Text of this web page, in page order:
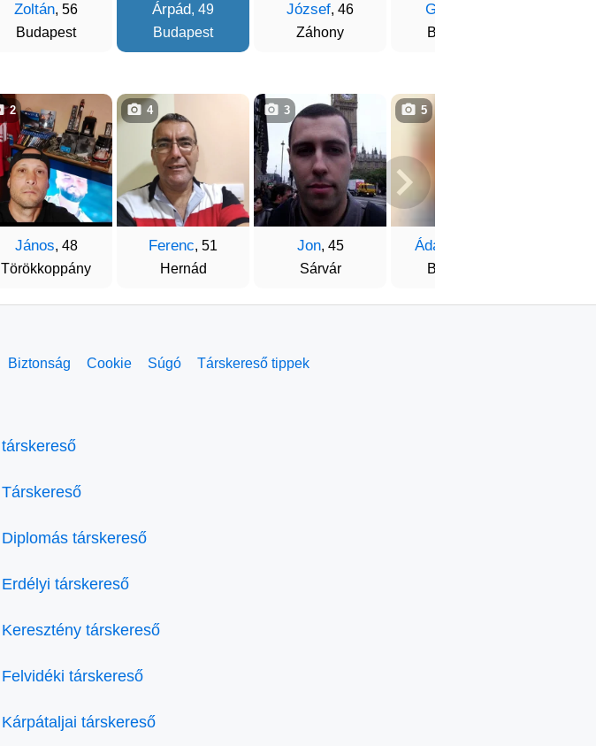
Zoltán, 56
Budapest
Árpád, 49
Budapest
József, 46
Záhony
Gábor
Budapest
János, 48
Törökkoppány
2
Ferenc, 51
Hernád
4
Jon, 45
Sárvár
3
Ádám
Budapest
5
Biztonság Cookie Súgó Társkereső tippek
társkereső
Társkereső
Diplomás társkereső
Erdélyi társkereső
Keresztény társkereső
Felvidéki társkereső
Kárpátaljai társkereső